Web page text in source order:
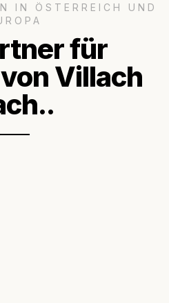
IN ÖSTERREICH UND
für
Villach